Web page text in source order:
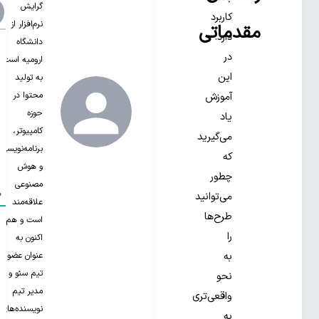
مقدماتی
کاربرد
دارد.
در
این
آموزش
یاد
می‌گیرید
که
چطور
می‌توانید
طرح‌ها
را
به
نحو
واقعی‌تری
گرایش
نرم‌افزار از
دانشگاه
ارومیه است.
به تولید
محتوا در
حوزه
کامپیوتر،
برنامه‌نویسی
و هوش
مصنوعی
علاقه‌مند‌
است و هم
اکنون به
عنوان عضو
تیم سئو و
مدیر تیم
نویسنده‌های